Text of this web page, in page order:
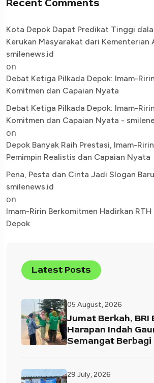
Recent Comments
Kota Depok Dapat Predikat Tinggi
Kerukan Masyarakat dari Kementerian
smilenews.id
on
Debat Ketiga Pilkada Depok: Imam-
Komitmen dan Capaian Nyata
Debat Ketiga Pilkada Depok: Imam-
Komitmen dan Capaian Nyata -
on
Depok Banyak Raih Prestasi, Imam-
Pemimpin Realistis dan Capaian Nyata
Pena, Pesta dan Cinta Jadi Slogan
smilenews.id
on
Imam-Ririn Berkomitmen Hadirkan
Depok
Latest Posts
05 August, 2026
Jumat Berkah, BRI
Harapan Indah
Semangat Berbagi
29 July, 2026